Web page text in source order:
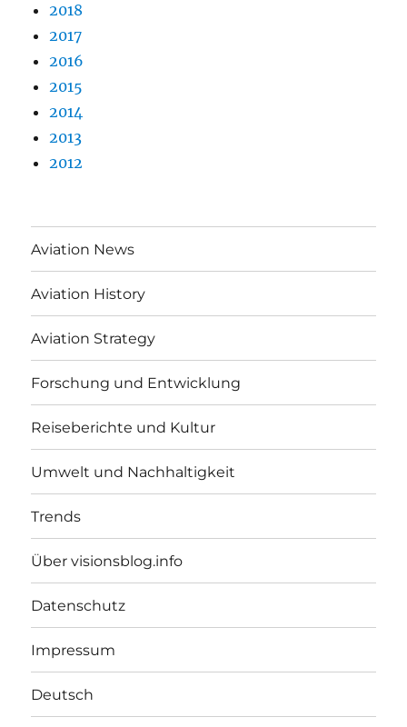
2018
2017
2016
2015
2014
2013
2012
Aviation News
Aviation History
Aviation Strategy
Forschung und Entwicklung
Reiseberichte und Kultur
Umwelt und Nachhaltigkeit
Trends
Über visionsblog.info
Datenschutz
Impressum
Deutsch